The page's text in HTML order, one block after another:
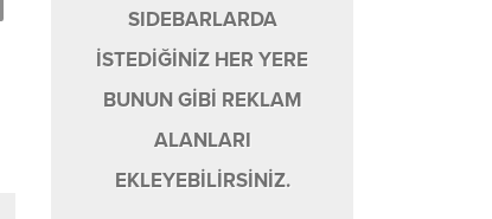
SIDEBARLARDA
İSTEDİĞİNİZ HER YERE
BUNUN GİBİ REKLAM
ALANLARI
EKLEYEBİLİRSİNİZ.